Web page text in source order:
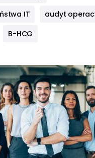
IT
audyt
B-HCG